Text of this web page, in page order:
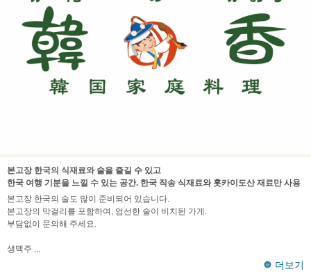
본고장 한국의 식재료와 술을 즐길 수 있고
한국 여행 기분을 느낄 수 있는 공간. 한국 직송 식재료와 홋카이도산 재료만 사용
본고장 한국의 술도 많이 준비되어 있습니다.
본고장의 막걸리를 포함하여, 엄선한 술이 비치된 가게.
부담없이 문의해 주세요.
생맥주
더보기